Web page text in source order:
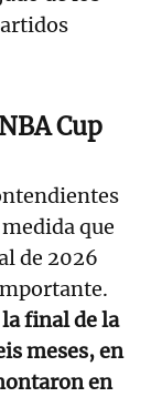
Cup
que
de 2026
final de la
meses, en
en